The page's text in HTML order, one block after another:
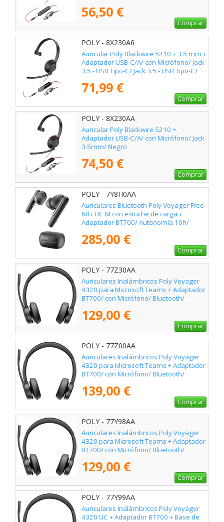
56,50 €
Comprar
POLY - 8X230A6
Auricular Poly Blackwire 5210 + 3.5 mm +
Adaptador USB-C/A/ con Micrófono/ Jack
3.5 - USB Tipo-C/ Jack 3.5 - USB Tipo-C/
71,99 €
Comprar
POLY - 8X230AA
Auricular Poly Blackwire 5210 +
Adaptador USB-C/A/ con Micrófono/ Jack
3.5mm/ Negro
74,50 €
Comprar
POLY - 7Y8H0AA
Auriculares Bluetooth Poly Voyager Free
60+ UC M con estuche de carga +
Adaptador BT700/ Autonomía 10h/
285,00 €
Comprar
POLY - 77Z30AA
Auriculares Inalámbricos Poly Voyager
4320 para Microsoft Teams + Adaptador
BT700/ con Micrófono/ Bluetooth/
129,00 €
Comprar
POLY - 77Z00AA
Auriculares Inalámbricos Poly Voyager
4320 para Microsoft Teams + Adaptador
BT700/ con Micrófono/ Bluetooth/
139,00 €
Comprar
POLY - 77Y98AA
Auriculares Inalámbricos Poly Voyager
4320 para Microsoft Teams + Adaptador
BT700/ con Micrófono/ Bluetooth/
129,00 €
Comprar
POLY - 77Y99AA
Auriculares Inalámbricos Poly Voyager
4320 UC + Adaptador BT700 + Base de